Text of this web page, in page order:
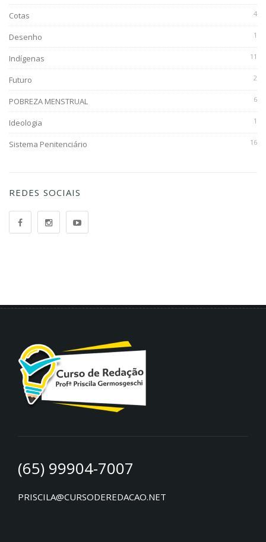
Cotas 4
Desenho 1
Indígenas 11
Futuro 2
POBREZA MENSTRUAL 6
Ideologia 1
Sistema Penitenciário 16
REDES SOCIAIS
(65) 99904-7007
PRISCILA@CURSODEREDACAO.NET